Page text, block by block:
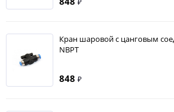
Кран шаровой с цанговым
NBPT
848 ₽